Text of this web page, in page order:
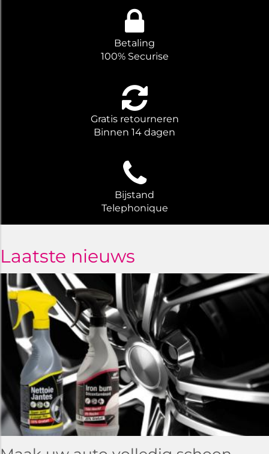
Betaling
100% Securise
Gratis retourneren
Binnen 14 dagen
Bijstand
Telephonique
Laatste nieuws